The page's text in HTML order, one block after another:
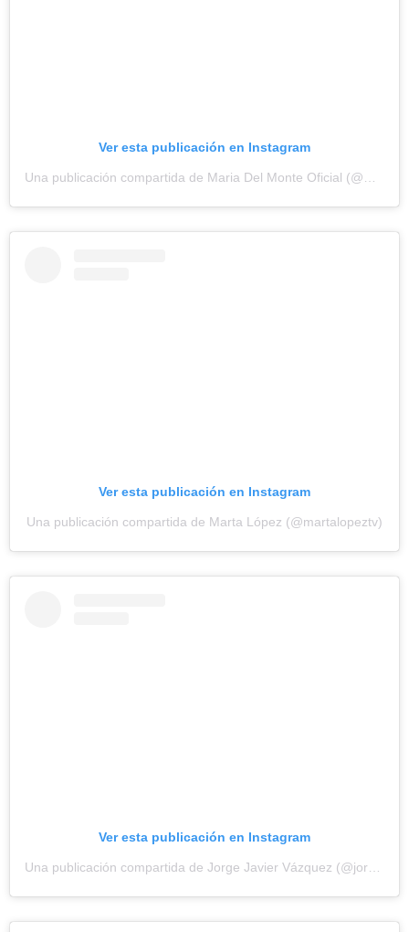
Ver esta publicación en Instagram
Ver esta publicación en Instagram
Una publicación compartida de Marta López (@martalopeztv)
Ver esta publicación en Instagram